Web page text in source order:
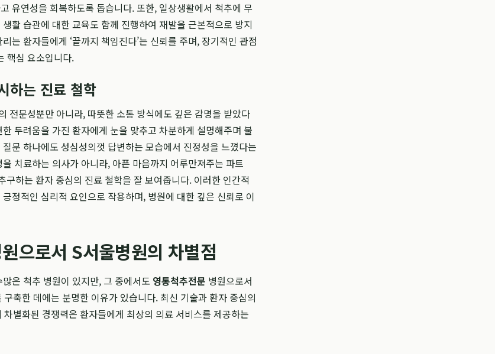
유연성을 회복하도록 돕습니다. 또한, 일상생활에서 척추에 무
활 습관에 대한 교육도 함께 진행하여 재발을 근본적으로 방지
는 환자들에게 ‘끝까지 책임진다’는 신뢰를 주며, 장기적인 관점
핵심 요소입니다.
하는 진료 철학
전문성뿐만 아니라, 따뜻한 소통 방식에도 깊은 감명을 받았다
두려움을 가진 환자에게 눈을 맞추고 차분하게 설명해주며 불
문 하나에도 성심성의껏 답변하는 모습에서 진정성을 느꼈다는
치료하는 의사가 아니라, 아픈 마음까지 어루만져주는 파트
구하는 환자 중심의 진료 철학을 잘 보여줍니다. 이러한 인간적
정적인 심리적 요인으로 작용하며, 병원에 대한 깊은 신뢰로 이
으로서 S서울병원의 차별점
은 척추 병원이 있지만, 그 중에서도 영통척추전문 병원으로서
축한 데에는 분명한 이유가 있습니다. 최신 기술과 환자 중심의
별화된 경쟁력은 환자들에게 최상의 의료 서비스를 제공하는